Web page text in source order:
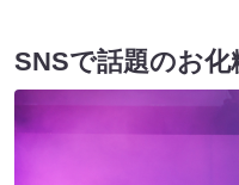
SNSで話題のお化